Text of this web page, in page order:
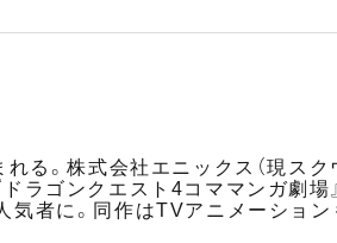
る。株式会社エニックス（現ス
ラゴンクエスト4コママンガ劇
気者に。同作はTVアニメーショ